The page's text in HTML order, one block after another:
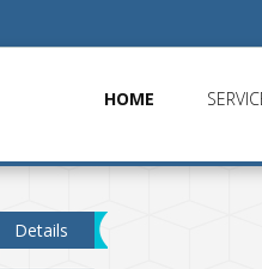
HOME
Details